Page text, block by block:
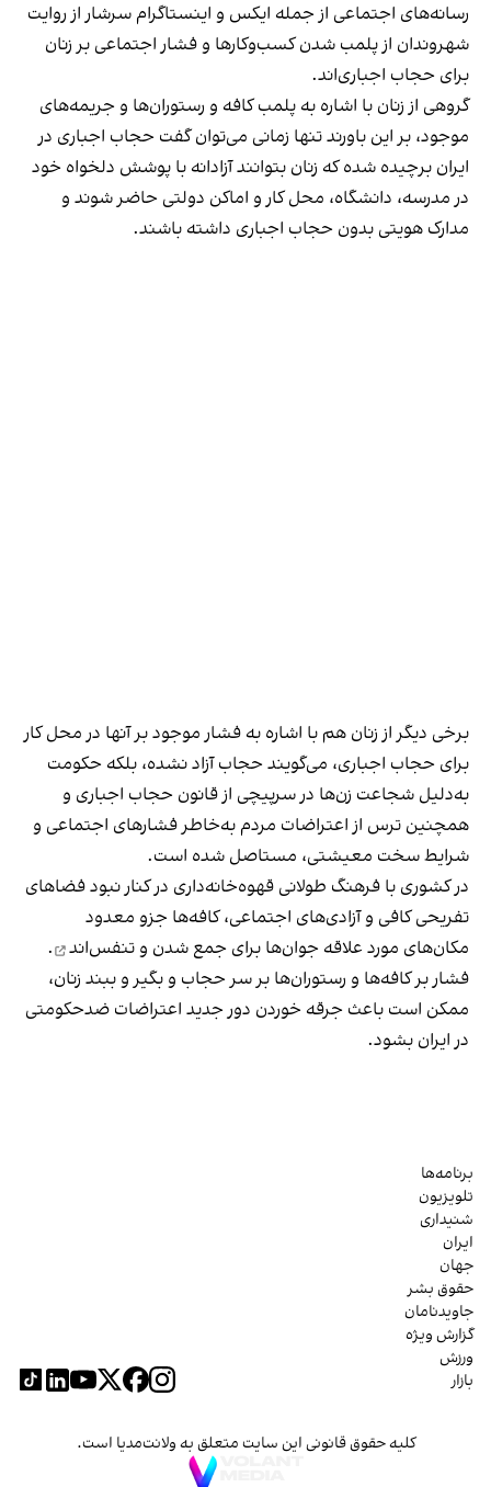
رسانه‎‌های اجتماعی از جمله ایکس و اینستاگرام سرشار از روایت
شهروندان از پلمب شدن کسب‌وکارها و فشار اجتماعی بر زنان
برای حجاب اجباری‌اند.
گروهی از زنان با اشاره به پلمب کافه و رستوران‌ها و جریمه‌های
موجود، بر این باورند تنها زمانی می‌توان گفت حجاب اجباری در
ایران برچیده شده که زنان بتوانند آزادانه با پوشش دلخواه خود
در مدرسه، دانشگاه، محل کار و اماکن دولتی حاضر شوند و
مدارک هویتی بدون حجاب اجباری داشته باشند.
برخی دیگر از زنان هم با اشاره به فشار موجود بر آنها در محل کار
برای حجاب اجباری، می‌گویند حجاب آزاد نشده، بلکه حکومت
به‌دلیل شجاعت زن‌ها در سرپیچی از قانون حجاب اجباری و
همچنین ترس از اعتراضات مردم به‌خاطر فشارهای اجتماعی و
شرایط سخت معیشتی، مستاصل شده است.
در کشوری با فرهنگ طولانی قهوه‌‌خانه‌داری در کنار نبود فضاهای
تفریحی کافی و آزادی‌های اجتماعی، کافه‌ها جزو معدود
مکان‌های مورد علاقه جوان‌ها برای جمع شدن و تنفس‌اند
.
فشار بر کافه‌ها و رستوران‌ها بر سر حجاب و بگیر و ببند زنان،
ممکن است باعث جرقه خوردن دور جدید اعتراضات ضدحکومتی
در ایران بشود.
برنامه‌ها
تلویزیون
شنیداری
ایران
جهان
حقوق بشر
جاویدنامان
گزارش ویژه
ورزش
بازار
کلیه حقوق قانونی این سایت متعلق به ولانت‌مدیا است.